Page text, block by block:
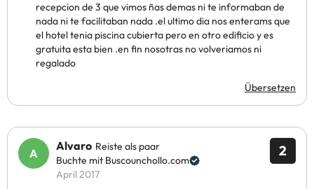
recepcion de 3 que vimos ñas demas ni te informaban de
nada ni te facilitaban nada .el ultimo dia nos enterams que
el hotel tenia piscina cubierta pero en otro edificio y es
gratuita esta bien .en fin nosotras no volveriamos ni
regalado
Übersetzen
2
Alvaro Reiste als paar
Buchte mit Buscounchollo.com
April 2017